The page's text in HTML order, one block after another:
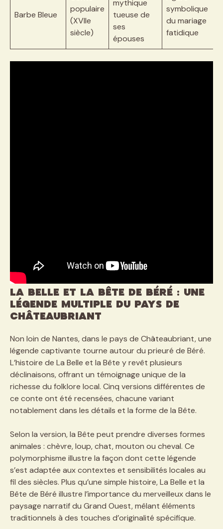
Barbe Bleue
populaire
(XVIIe
siècle)
mythique
tueuse de
ses
épouses
symbolique
du mariage
fatidique
La Belle et la Bête de Béré : une
légende multiple du pays de
Châteaubriant
Non loin de Nantes, dans le pays de Châteaubriant, une
légende captivante tourne autour du prieuré de Béré.
L’histoire de La Belle et la Bête y revêt plusieurs
déclinaisons, offrant un témoignage unique de la
richesse du folklore local. Cinq versions différentes de
ce conte ont été recensées, chacune variant
notablement dans les détails et la forme de la Bête.
Selon la version, la Bête peut prendre diverses formes
animales : chèvre, loup, chat, mouton ou cheval. Ce
polymorphisme illustre la façon dont cette légende
s’est adaptée aux contextes et sensibilités locales au
fil des siècles. Plus qu’une simple histoire, La Belle et la
Bête de Béré illustre l’importance du merveilleux dans le
paysage narratif du Grand Ouest, mêlant éléments
traditionnels à des touches d’originalité spécifique.